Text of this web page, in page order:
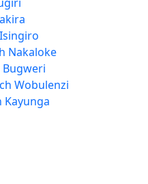
Nakaloke
Wobulenzi
Kayunga